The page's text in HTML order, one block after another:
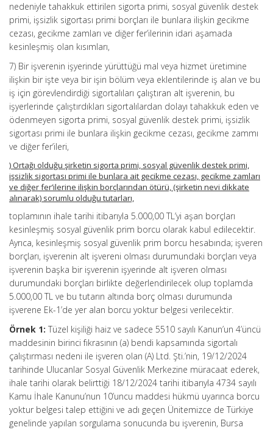
nedeniyle tahakkuk ettirilen sigorta primi, sosyal güvenlik destek
primi, işsizlik sigortası primi borçları ile bunlara ilişkin gecikme
cezası, gecikme zamları ve diğer fer’ilerinin idari aşamada
kesinleşmiş olan kısımları,
7) Bir işverenin işyerinde yürüttüğü mal veya hizmet üretimine
ilişkin bir işte veya bir işin bölüm veya eklentilerinde iş alan ve bu
iş için görevlendirdiği sigortalıları çalıştıran alt işverenin, bu
işyerlerinde çalıştırdıkları sigortalılardan dolayı tahakkuk eden ve
ödenmeyen sigorta primi, sosyal güvenlik destek primi, işsizlik
sigortası primi ile bunlara ilişkin gecikme cezası, gecikme zammı
ve diğer fer’ileri,
) Ortağı olduğu şirketin sigorta primi, sosyal güvenlik destek primi,
işsizlik sigortası primi ile bunlara ait gecikme cezası, gecikme zamları
ve diğer fer’ilerine ilişkin borçlarından ötürü, (şirketin nevi dikkate
alınarak) sorumlu olduğu tutarları,
toplamının ihale tarihi itibarıyla 5.000,00 TL’yi aşan borçları
kesinleşmiş sosyal güvenlik prim borcu olarak kabul edilecektir.
Ayrıca, kesinleşmiş sosyal güvenlik prim borcu hesabında; işveren
borçları, işverenin alt işvereni olması durumundaki borçları veya
işverenin başka bir işverenin işyerinde alt işveren olması
durumundaki borçları birlikte değerlendirilecek olup toplamda
5.000,00 TL ve bu tutarın altında borç olması durumunda
işverene Ek-1’de yer alan borcu yoktur belgesi verilecektir.
Örnek 1: Tüzel kişiliği haiz ve sadece 5510 sayılı Kanun’un 4’üncü
maddesinin birinci fıkrasının (a) bendi kapsamında sigortalı
çalıştırması nedeni ile işveren olan (A) Ltd. Şti.’nin, 19/12/2024
tarihinde Ulucanlar Sosyal Güvenlik Merkezine müracaat ederek,
ihale tarihi olarak belirttiği 18/12/2024 tarihi itibarıyla 4734 sayılı
Kamu İhale Kanunu’nun 10’uncu maddesi hükmü uyarınca borcu
yoktur belgesi talep ettiğini ve adı geçen Ünitemizce de Türkiye
genelinde yapılan sorgulama sonucunda bu işverenin, Bursa